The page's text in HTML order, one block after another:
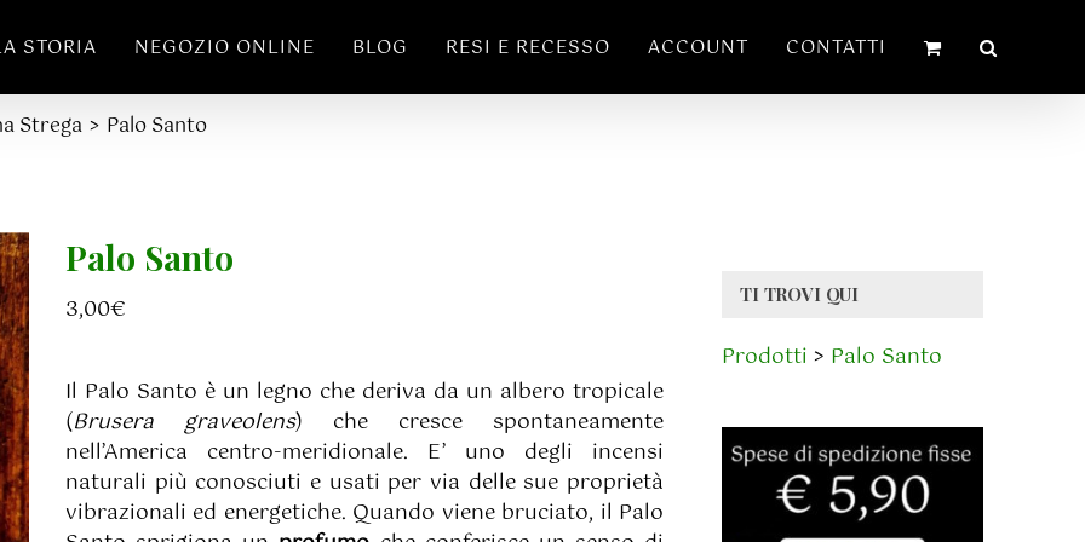
STORIA NEGOZIO ONLINE BLOG RESI E RECESSO ACCOUNT CONTATTI
Strega Palo Santo
Palo Santo
3,00€
Il Palo Santo è un legno che deriva da un albero tropicale
(Brusera graveolens) che cresce spontaneamente
nell’America centro-meridionale. E’ uno degli incensi
naturali più conosciuti e usati per via delle sue proprietà
vibrazionali ed energetiche. Quando viene bruciato, il Palo
TI TROVI QUI
Prodotti > Palo Santo